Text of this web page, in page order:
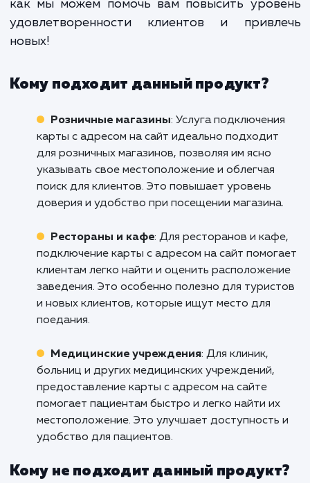
открытость информации для
клиентов.
Не позволяйте вашим клиентам
пытаясь найти вас. Улучшите
пользовательский опыт, обеспечив
навигацию и доступ к информации с
Свяжитесь с нами уже сегодня, чтобы
как мы можем помочь вам повысить
удовлетворенности клиентов и
новых!
Кому подходит данный продукт?
Розничные магазины: Услуга
карты с адресом на сайт идеально подходит
для розничных магазинов, позволяя им ясно
поиск для клиентов. Это повышает уровень